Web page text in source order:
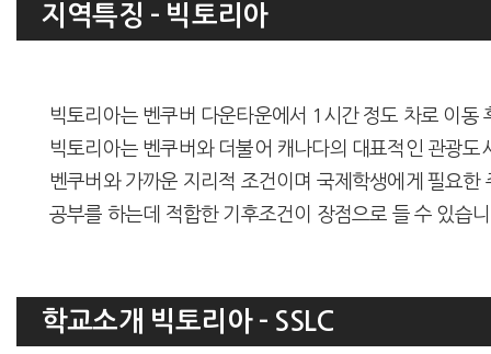
지역특징 - 빅토리아
빅토리아는 벤쿠버 다운타운에서 1시간 정도 차로 이
빅토리아는 벤쿠버와 더불어 캐나다의 대표적인 관광
벤쿠버와 가까운 지리적 조건이며 국제학생에게 필요
공부를 하는데 적합한 기후조건이 장점으로 들 수 있습
학교소개 빅토리아 - SSLC